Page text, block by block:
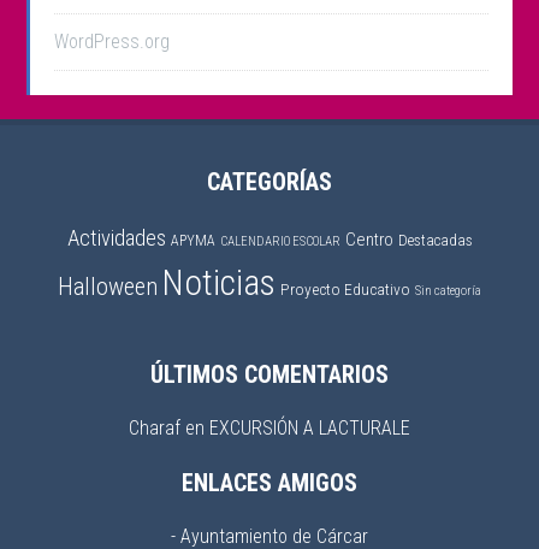
WordPress.org
CATEGORÍAS
Actividades APYMA CALENDARIO ESCOLAR Centro Destacadas
Halloween Noticias Proyecto Educativo Sin categoría
ÚLTIMOS COMENTARIOS
Charaf en EXCURSIÓN A LACTURALE
ENLACES AMIGOS
- Ayuntamiento de Cárcar